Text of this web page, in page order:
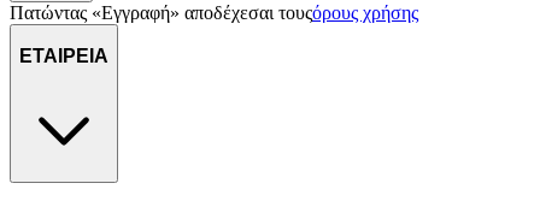
Πατώντας «Εγγραφή» αποδέχεσαι τουςόρους χρήσης
ΕΤΑΙΡΕΙΑ